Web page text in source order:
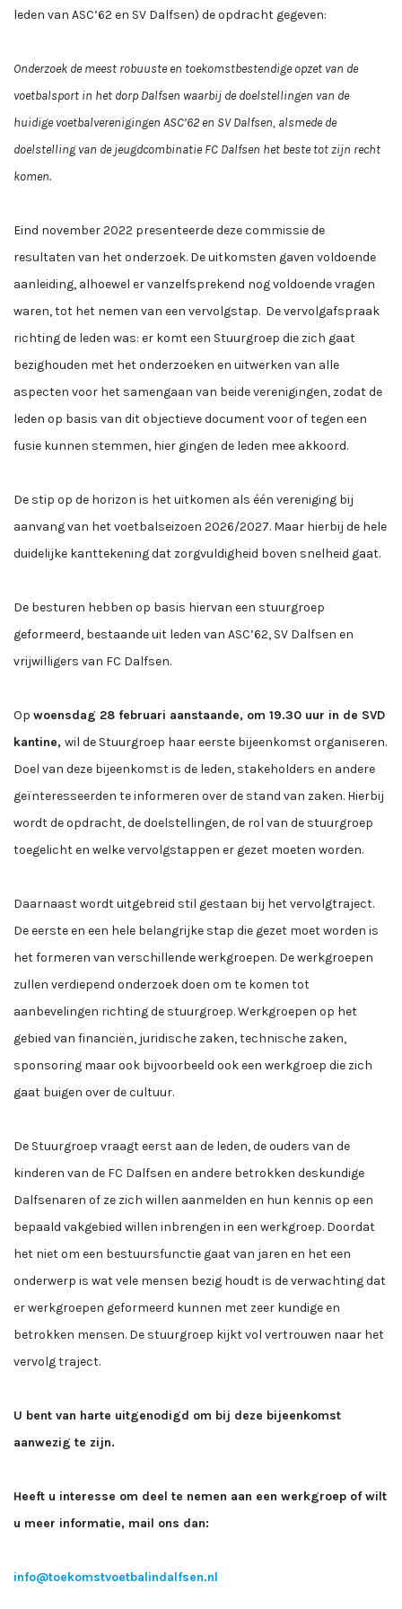
leden van ASC’62 en SV Dalfsen) de opdracht gegeven:
Onderzoek de meest robuuste en toekomstbestendige opzet van de
voetbalsport in het dorp Dalfsen waarbij de doelstellingen van de
huidige voetbalverenigingen ASC’62 en SV Dalfsen, alsmede de
doelstelling van de jeugdcombinatie FC Dalfsen het beste tot zijn recht
komen.
Eind november 2022 presenteerde deze commissie de
resultaten van het onderzoek. De uitkomsten gaven voldoende
aanleiding, alhoewel er vanzelfsprekend nog voldoende vragen
waren, tot het nemen van een vervolgstap. De vervolgafspraak
richting de leden was: er komt een Stuurgroep die zich gaat
bezighouden met het onderzoeken en uitwerken van alle
aspecten voor het samengaan van beide verenigingen, zodat de
leden op basis van dit objectieve document voor of tegen een
fusie kunnen stemmen, hier gingen de leden mee akkoord.
De stip op de horizon is het uitkomen als één vereniging bij
aanvang van het voetbalseizoen 2026/2027. Maar hierbij de hele
duidelijke kanttekening dat zorgvuldigheid boven snelheid gaat.
De besturen hebben op basis hiervan een stuurgroep
geformeerd, bestaande uit leden van ASC’62, SV Dalfsen en
vrijwilligers van FC Dalfsen.
Op woensdag 28 februari aanstaande, om 19.30 uur in de SVD
kantine, wil de Stuurgroep haar eerste bijeenkomst organiseren.
Doel van deze bijeenkomst is de leden, stakeholders en andere
geïnteresseerden te informeren over de stand van zaken. Hierbij
wordt de opdracht, de doelstellingen, de rol van de stuurgroep
toegelicht en welke vervolgstappen er gezet moeten worden.
Daarnaast wordt uitgebreid stil gestaan bij het vervolgtraject.
De eerste en een hele belangrijke stap die gezet moet worden is
het formeren van verschillende werkgroepen. De werkgroepen
zullen verdiepend onderzoek doen om te komen tot
aanbevelingen richting de stuurgroep. Werkgroepen op het
gebied van financiën, juridische zaken, technische zaken,
sponsoring maar ook bijvoorbeeld ook een werkgroep die zich
gaat buigen over de cultuur.
De Stuurgroep vraagt eerst aan de leden, de ouders van de
kinderen van de FC Dalfsen en andere betrokken deskundige
Dalfsenaren of ze zich willen aanmelden en hun kennis op een
bepaald vakgebied willen inbrengen in een werkgroep. Doordat
het niet om een bestuursfunctie gaat van jaren en het een
onderwerp is wat vele mensen bezig houdt is de verwachting dat
er werkgroepen geformeerd kunnen met zeer kundige en
betrokken mensen. De stuurgroep kijkt vol vertrouwen naar het
vervolg traject.
U bent van harte uitgenodigd om bij deze bijeenkomst
aanwezig te zijn.
Heeft u interesse om deel te nemen aan een werkgroep of wilt
u meer informatie, mail ons dan:
info@toekomstvoetbalindalfsen.nl